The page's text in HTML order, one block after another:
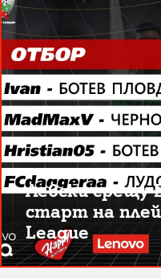
Левски срещу
старт на
League